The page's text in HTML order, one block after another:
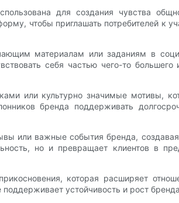
для создания чувства
чтобы приглашать потребителей к
материалам или заданиям в
себя частью чего-то
или культурно значимые мотивы,
бренда поддерживать
или важные события бренда,
но и превращает клиентов в
которая расширяет
устойчивость и рост